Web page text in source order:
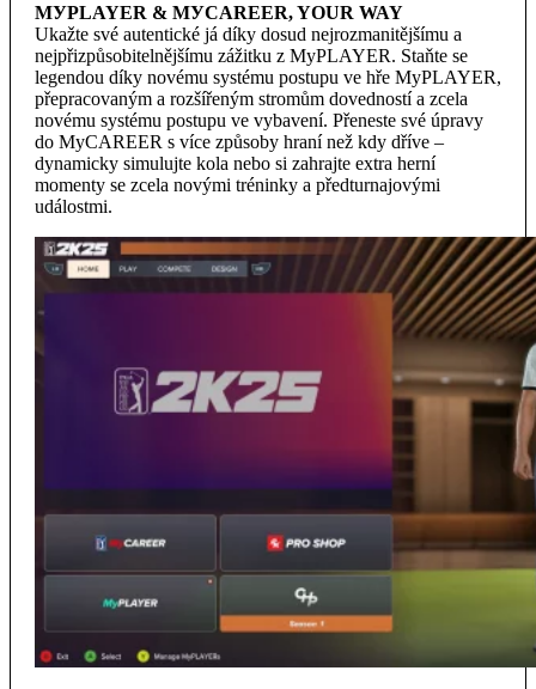
MУPLAYER & MУCAREER, YOUR WAY
Ukažte své autentické já díky dosud nejrozmanitějšímu a
nejpřizpůsobitelnějšímu zážitku z MyPLAYER. Staňte se
legendou díky novému systému postupu ve hře MyPLAYER,
přepracovaným a rozšířeným stromům dovedností a zcela
novému systému postupu ve vybavení. Přeneste své úpravy
do MyCAREER s více způsoby hraní než kdy dříve –
dynamicky simulujte kola nebo si zahrajte extra herní
momenty se zcela novými tréninky a předturnajovými
událostmi.